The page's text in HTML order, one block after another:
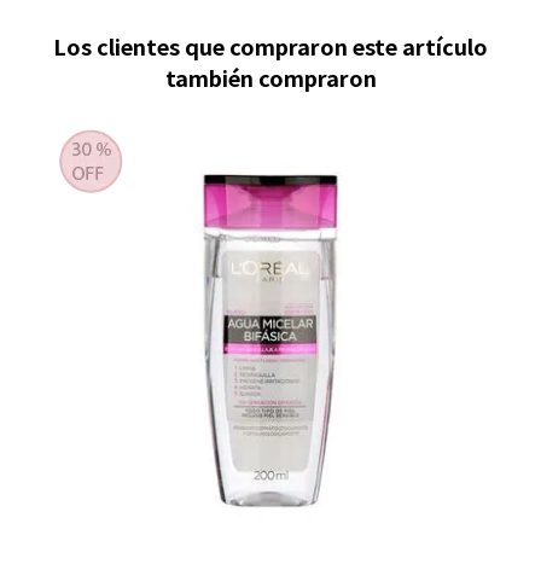
Los clientes que compraron este artículo
también compraron